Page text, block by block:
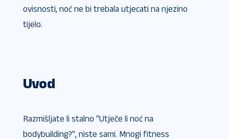
ovisnosti, noć ne bi trebala utjecati na njezino
tijelo.
Uvod
Razmišljate li stalno “Utječe li noć na
bodybuilding?”, niste sami. Mnogi fitness